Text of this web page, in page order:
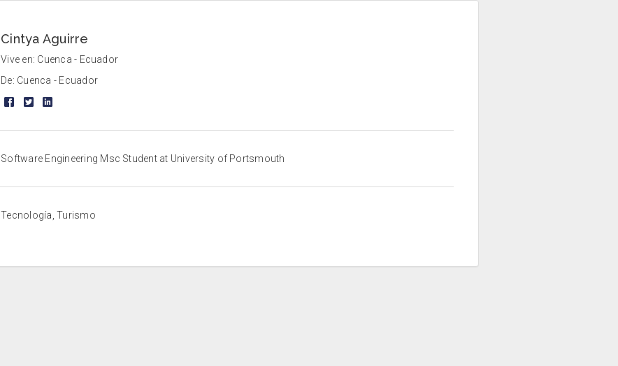
Cintya Aguirre
Vive en: Cuenca - Ecuador
De: Cuenca - Ecuador
Software Engineering Msc Student at University of Portsmouth
Tecnología, Turismo